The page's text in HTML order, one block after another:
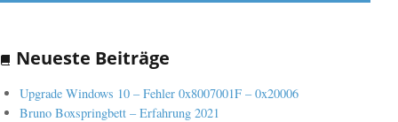
Neueste Beiträge
Upgrade Windows 10 – Fehler 0x8007001F – 0x20006
Bruno Boxspringbett – Erfahrung 2021